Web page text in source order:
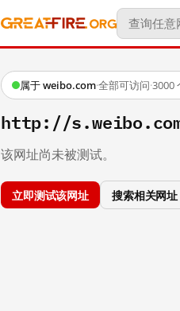
属于 weibo.com·全部可访问·3000
http://
该网址尚未被测试。
立即测试该网址 搜索相关网址